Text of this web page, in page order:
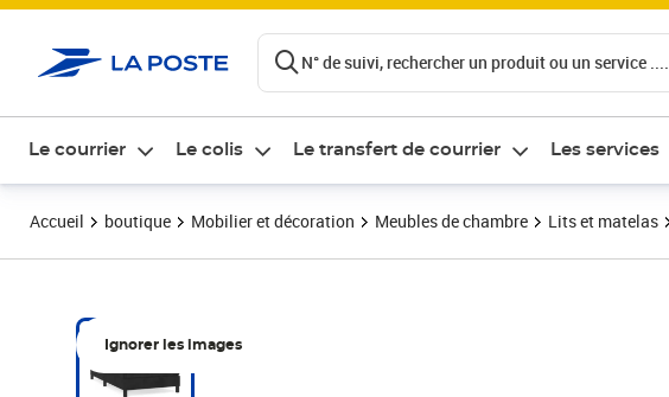
N° de suivi, rechercher un produit ou un service ....
Le courrier Le colis Le transfert de courrier Les services
Accueil boutique Mobilier et décoration Meubles de chambre Lits et matelas
Ignorer les images